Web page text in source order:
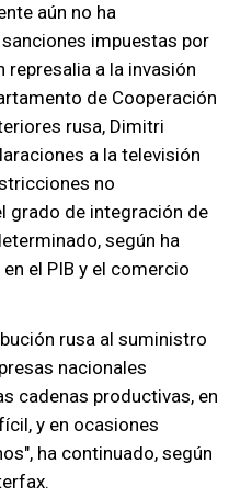
aún no ha
impuestas por
represalia a la invasión
de Cooperación
rusa, Dimitri
a la televisión
no
grado de integración de
según ha
el PIB y el comercio
rusa al suministro
nacionales
cadenas productivas, en
y en ocasiones
ha continuado, según